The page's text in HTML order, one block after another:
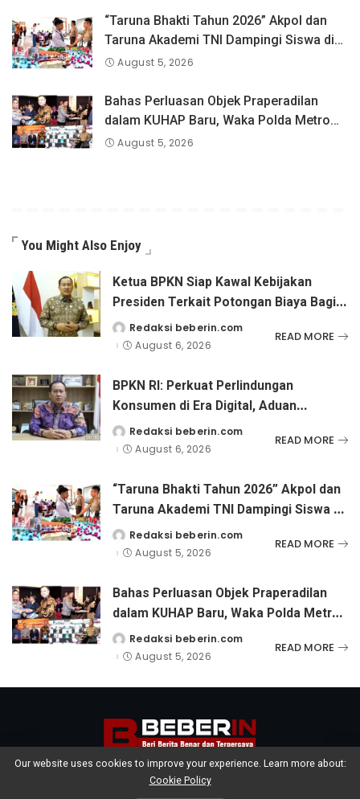
“Taruna Bhakti Tahun 2026” Akpol dan
Taruna Akademi TNI Dampingi Siswa di
73 Sekolah Rakyat
August 5, 2026
Bahas Perluasan Objek Praperadilan
dalam KUHAP Baru, Waka Polda Metro
Jaya Buka Seminar Hukum
August 5, 2026
You Might Also Enjoy
Ketua BPKN Siap Kawal Kebijakan
Presiden Terkait Potongan Biaya Bagi
Penyandang Disabilitas
Posted
by
Redaksi beberin.com
August 6, 2026
READ MORE
BPKN RI: Perkuat Perlindungan
Konsumen di Era Digital, Aduan
Pinjaman Online Masih Menjadi
Perhatian Serius
Posted
by
Redaksi beberin.com
August 6, 2026
READ MORE
“Taruna Bhakti Tahun 2026” Akpol dan
Taruna Akademi TNI Dampingi Siswa di
73 Sekolah Rakyat
Posted
by
Redaksi beberin.com
August 5, 2026
READ MORE
Bahas Perluasan Objek Praperadilan
dalam KUHAP Baru, Waka Polda Metro
Jaya Buka Seminar Hukum
Posted
by
Redaksi beberin.com
August 5, 2026
READ MORE
Our website uses cookies to improve your experience. Learn more about:
Cookie Policy